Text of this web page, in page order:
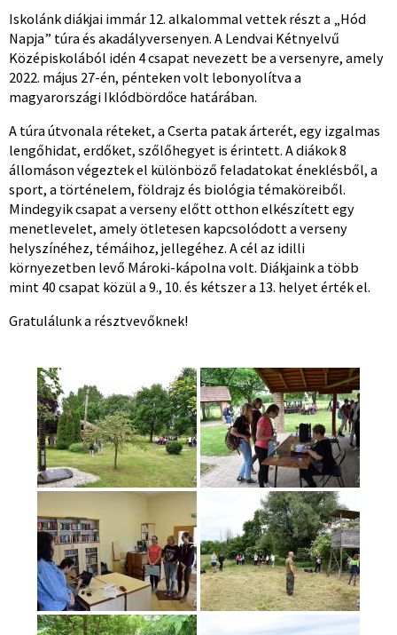
Iskolánk diákjai immár 12. alkalommal vettek részt a „Hód
Napja” túra és akadályversenyen. A Lendvai Kétnyelvű
Középiskolából idén 4 csapat nevezett be a versenyre, amely
2022. május 27-én, pénteken volt lebonyolítva a
magyarországi Iklódbördőce határában.
A túra útvonala réteket, a Cserta patak árterét, egy izgalmas
lengőhidat, erdőket, szőlőhegyet is érintett. A diákok 8
állomáson végeztek el különböző feladatokat éneklésből, a
sport, a történelem, földrajz és biológia témaköreiből.
Mindegyik csapat a verseny előtt otthon elkészített egy
menetlevelet, amely ötletesen kapcsolódott a verseny
helyszínéhez, témáihoz, jellegéhez. A cél az idilli
környezetben levő Mároki-kápolna volt. Diákjaink a több
mint 40 csapat közül a 9., 10. és kétszer a 13. helyet érték el.
Gratulálunk a résztvevőknek!